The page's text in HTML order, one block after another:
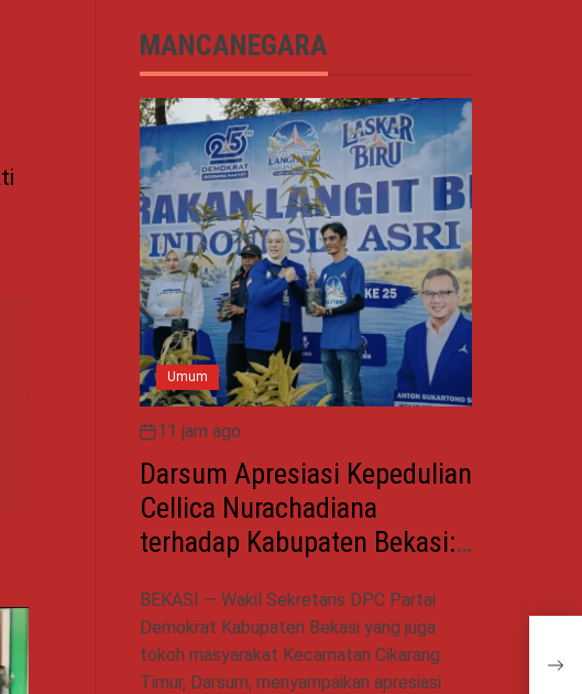
MANCANEGARA
Umum
11 jam ago
Darsum Apresiasi Kepedulian
Cellica Nurachadiana
terhadap Kabupaten Bekasi:
untuk Masyarakat
BEKASI — Wakil Sekretaris DPC Partai
Demokrat Kabupaten Bekasi yang juga
tokoh masyarakat Kecamatan Cikarang
Timur, Darsum, menyampaikan apresiasi